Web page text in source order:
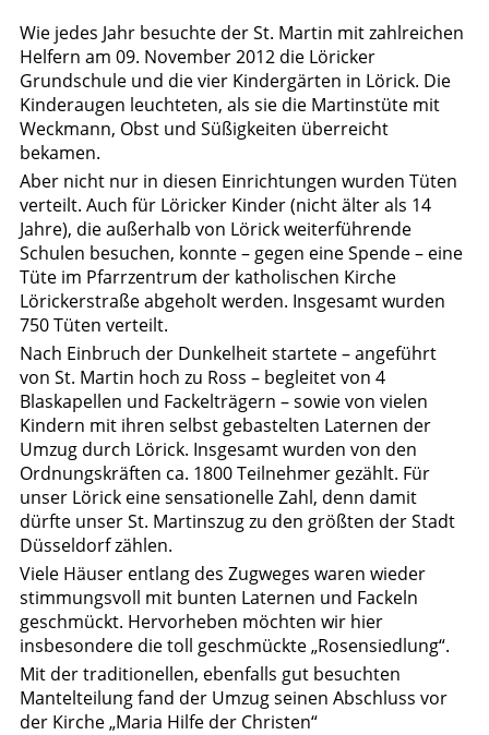
Wie jedes Jahr besuchte der St. Martin mit zahlreichen
Helfern am 09. November 2012 die Löricker
Grundschule und die vier Kindergärten in Lörick. Die
Kinderaugen leuchteten, als sie die Martinstüte mit
Weckmann, Obst und Süßigkeiten überreicht
bekamen.
Aber nicht nur in diesen Einrichtungen wurden Tüten
verteilt. Auch für Löricker Kinder (nicht älter als 14
Jahre), die außerhalb von Lörick weiterführende
Schulen besuchen, konnte – gegen eine Spende – eine
Tüte im Pfarrzentrum der katholischen Kirche
Lörickerstraße abgeholt werden. Insgesamt wurden
750 Tüten verteilt.
Nach Einbruch der Dunkelheit startete – angeführt
von St. Martin hoch zu Ross – begleitet von 4
Blaskapellen und Fackelträgern – sowie von vielen
Kindern mit ihren selbst gebastelten Laternen der
Umzug durch Lörick. Insgesamt wurden von den
Ordnungskräften ca. 1800 Teilnehmer gezählt. Für
unser Lörick eine sensationelle Zahl, denn damit
dürfte unser St. Martinszug zu den größten der Stadt
Düsseldorf zählen.
Viele Häuser entlang des Zugweges waren wieder
stimmungsvoll mit bunten Laternen und Fackeln
geschmückt. Hervorheben möchten wir hier
insbesondere die toll geschmückte „Rosensiedlung“.
Mit der traditionellen, ebenfalls gut besuchten
Mantelteilung fand der Umzug seinen Abschluss vor
der Kirche „Maria Hilfe der Christen“